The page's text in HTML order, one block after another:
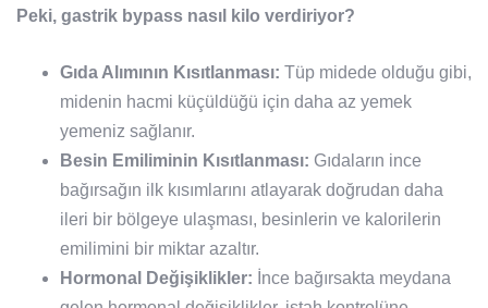
Peki, gastrik bypass nasıl kilo verdiriyor?
Gıda Alımının Kısıtlanması: Tüp midede olduğu gibi,
midenin hacmi küçüldüğü için daha az yemek
yemeniz sağlanır.
Besin Emiliminin Kısıtlanması: Gıdaların ince
bağırsağın ilk kısımlarını atlayarak doğrudan daha
ileri bir bölgeye ulaşması, besinlerin ve kalorilerin
emilimini bir miktar azaltır.
Hormonal Değişiklikler: İnce bağırsakta meydana